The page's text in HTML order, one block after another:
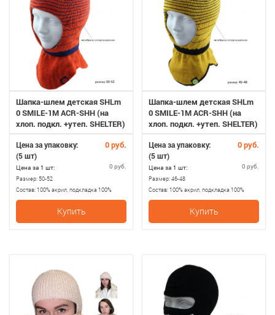
Шапка-шлем детская SHLm
0 SMILE-1M ACR-SHH (на
хлоп. подкл. +утеп. SHELTER)
50-52
Цена за упаковку: 0 руб.
(5 шт)
Цена за 1 шт: 0 руб.
Размер:50-52
Состав:100% акрил, подкладка 100%
хлопок, утеплитель SHELTER
Купить
Шапка-шлем детская SHLm
0 SMILE-1M ACR-SHH (на
хлоп. подкл. +утеп. SHELTER)
46-48
Цена за упаковку: 0 руб.
(5 шт)
Цена за 1 шт: 0 руб.
Размер:46-48
Состав:100% акрил, подкладка 100%
хлопок, утеплитель SHELTER
Купить